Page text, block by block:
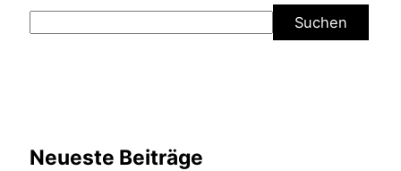
Suchen
Neueste Beiträge